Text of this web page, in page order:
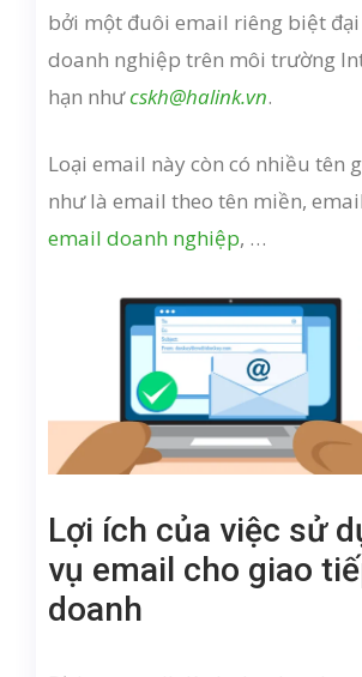
bởi một đuôi email riêng biệt
doanh nghiệp trên môi trường
hạn nhưcskh@halink.vn.
Loại email này còn có nhiều tên
như là email theo tên miền,
email doanh nghiệp, …
Lợi ích của việc sử
vụ email cho giao
doanh